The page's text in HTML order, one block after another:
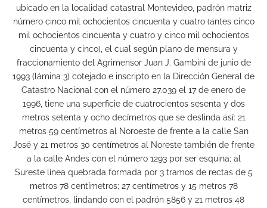
ubicado en la localidad catastral Montevideo, padrón matriz
número cinco mil ochocientos cincuenta y cuatro (antes cinco
mil ochocientos cincuenta y cuatro y cinco mil ochocientos
cincuenta y cinco), el cual según plano de mensura y
fraccionamiento del Agrimensor Juan J. Gambini de junio de
1993 (lámina 3) cotejado e inscripto en la Dirección General de
Catastro Nacional con el número 27.039 el 17 de enero de
1996, tiene una superficie de cuatrocientos sesenta y dos
metros setenta y ocho decímetros que se deslinda así: 21
metros 59 centímetros al Noroeste de frente a la calle San
José y 21 metros 30 centímetros al Noreste también de frente
a la calle Andes con el número 1293 por ser esquina; al
Sureste línea quebrada formada por 3 tramos de rectas de 5
metros 78 centímetros; 27 centímetros y 15 metros 78
centímetros, lindando con el padrón 5856 y 21 metros 48